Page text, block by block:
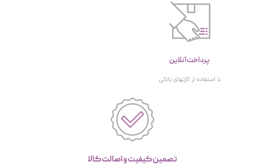
پرداخت آنلاین
با استفاده از کارتهای بانکی
تصمین کیفیت و اصالت کالا